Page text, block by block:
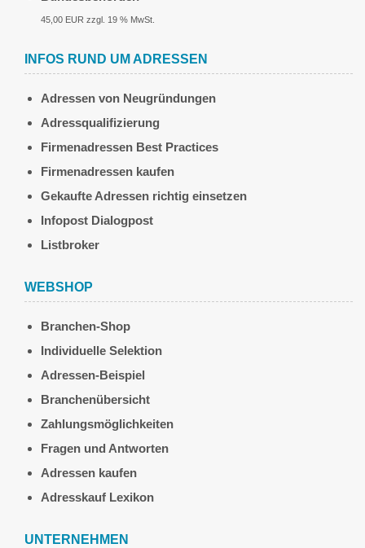
45,00 EUR zzgl. 19 % MwSt.
INFOS RUND UM ADRESSEN
Adressen von Neugründungen
Adressqualifizierung
Firmenadressen Best Practices
Firmenadressen kaufen
Gekaufte Adressen richtig einsetzen
Infopost Dialogpost
Listbroker
WEBSHOP
Branchen-Shop
Individuelle Selektion
Adressen-Beispiel
Branchenübersicht
Zahlungsmöglichkeiten
Fragen und Antworten
Adressen kaufen
Adresskauf Lexikon
UNTERNEHMEN